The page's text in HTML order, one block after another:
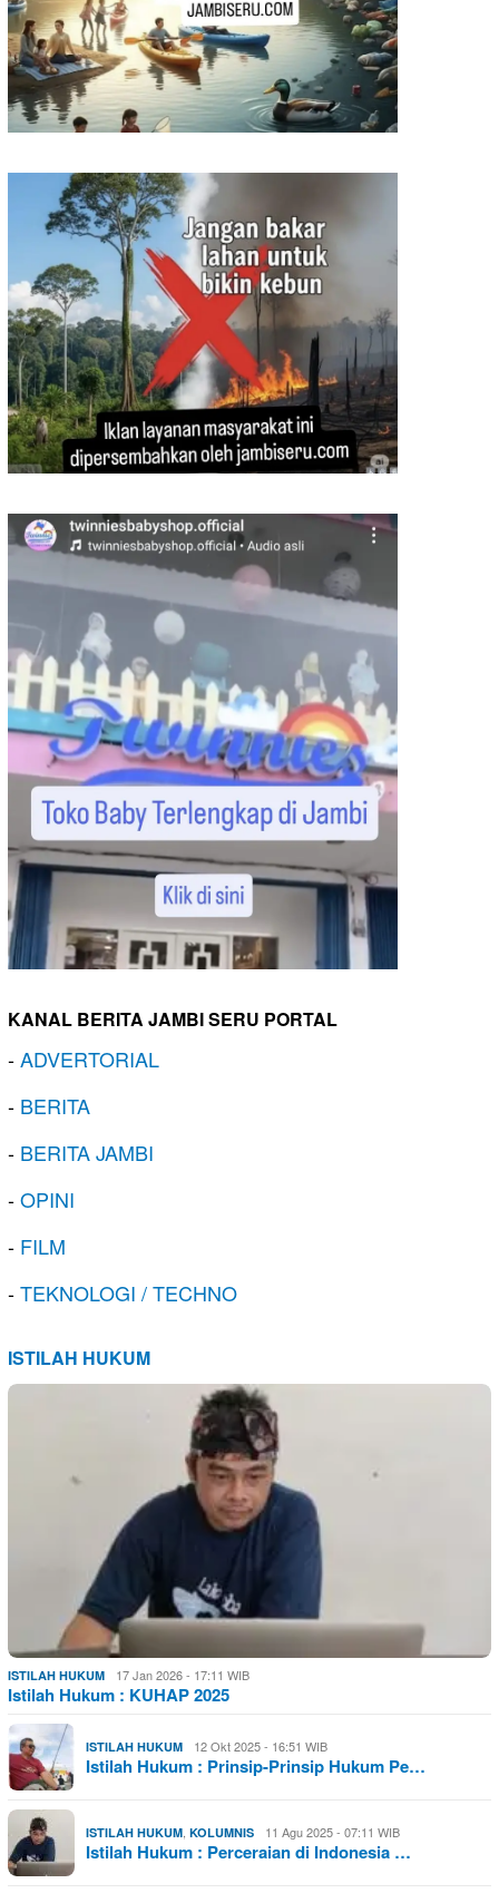
KANAL BERITA JAMBI SERU PORTAL
-ADVERTORIAL
- BERITA
- BERITA JAMBI
-OPINI
- FILM
-TEKNOLOGI / TECHNO
ISTILAH HUKUM
ISTILAH HUKUM 17 Jan 2026 - 17:11 WIB
Istilah Hukum : KUHAP 2025
ISTILAH HUKUM 12 Okt 2025 - 16:51 WIB
Istilah Hukum : Prinsip-Prinsip Hukum Pe…
ISTILAH HUKUM, KOLUMNIS 11 Agu 2025 - 07:11 WIB
Istilah Hukum : Perceraian di Indonesia …